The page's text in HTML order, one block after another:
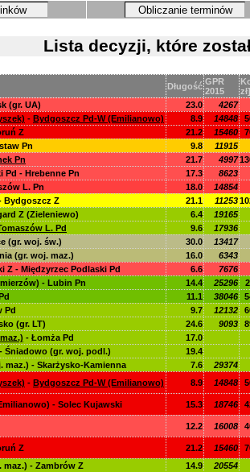
Obliczanie terminów
Lista decyzji, które
Długość GPR
2015
zł]
(gr. UA) 23.0 4267
- Bydgoszcz Pd-W (Emilianowo) 8.9 14848
Z 21.2 15460
Pn 9.8 11915
Pn 21.7 4997
Pd - Hrebenne Pn 17.3 8623
L. Pn 18.0 14854
Bydgoszcz Z 21.1 11253
Z (Zieleniewo) 6.4 19165
L. Pd 9.6 17936
(gr. woj. św.) 30.0 13417
(gr. woj. maz.) 16.0 6343
Z - Międzyrzec Podlaski Pd 6.6 7676
- Lubin Pn 14.4 25296
11.1 38046
Pd 9.7 12132
(gr. LT) 24.6 9093
- Łomża Pd 17.0
Śniadowo (gr. woj. podl.) 19.4
maz.) - Skarżysko-Kamienna 7.6 29374
- Bydgoszcz Pd-W (Emilianowo) 8.9 14848
- Solec Kujawski 15.3 18746
12.2 16008
Z 21.2 15460
maz.) - Zambrów Z 14.9 20554